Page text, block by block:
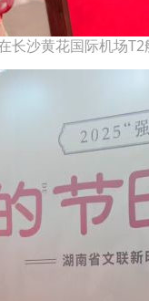
长沙黄花国际机场